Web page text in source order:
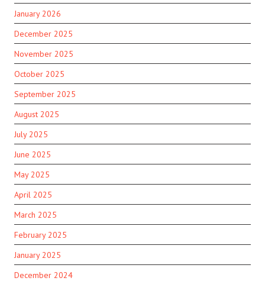
January 2026
December 2025
November 2025
October 2025
September 2025
August 2025
July 2025
June 2025
May 2025
April 2025
March 2025
February 2025
January 2025
December 2024